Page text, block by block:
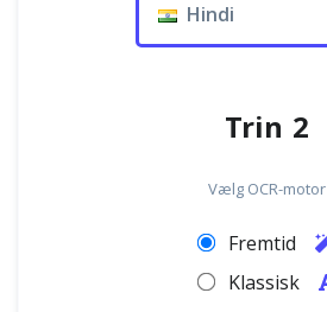
Hindi
Trin 2
Vælg OCR-motor
Fremtid
Klassisk